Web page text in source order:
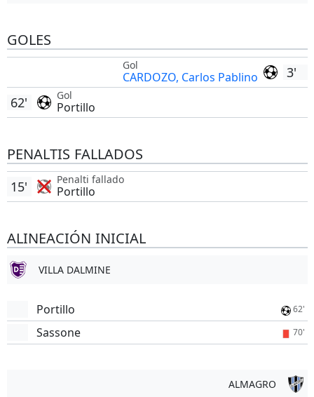
GOLES
3'
Gol
CARDOZO, Carlos Pablino
Gol
Portillo
62'
PENALTIS FALLADOS
Penalti fallado
Portillo
15'
ALINEACIÓN INICIAL
VILLA DALMINE
Portillo 62'
Sassone 70'
ALMAGRO